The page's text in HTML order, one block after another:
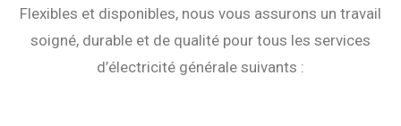
Flexibles et disponibles, nous vous assurons un travail
soigné, durable et de qualité pour tous les services
d’électricité générale suivants :